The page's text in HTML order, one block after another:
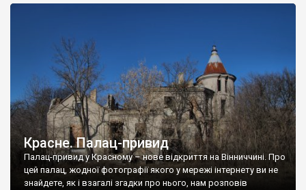
Красне. Палац-привид
Палац-привид у Красному – нове відкриття на Вінниччині. Про
цей палац, жодної фотографії якого у мережі інтернету ви не
знайдете, як і взагалі згадки про нього, нам розповів